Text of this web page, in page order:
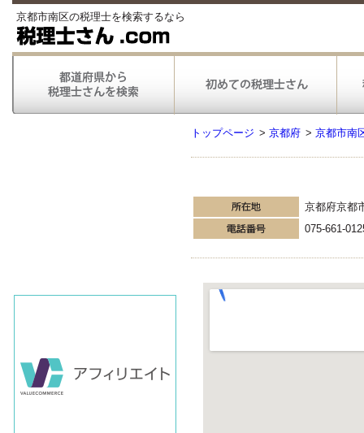
京都市南区の税理士を検索するなら
トップページ > 京都府 > 京都市南
京都府京都
075-661-